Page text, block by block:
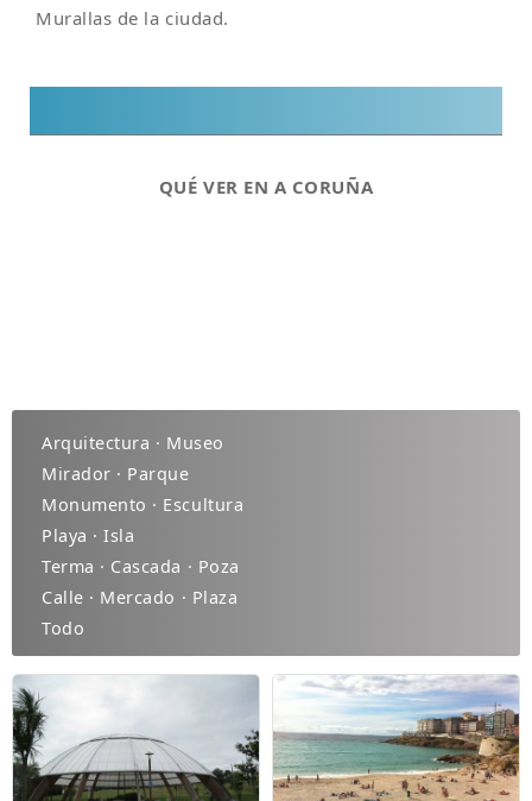
Murallas de la ciudad.
QUÉ VER EN A CORUÑA
Arquitectura · Museo
Mirador · Parque
Monumento · Escultura
Playa · Isla
Terma · Cascada · Poza
Calle · Mercado · Plaza
Todo